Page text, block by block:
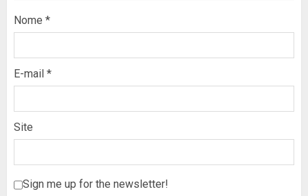
Nome *
E-mail *
Site
Sign me up for the newsletter!